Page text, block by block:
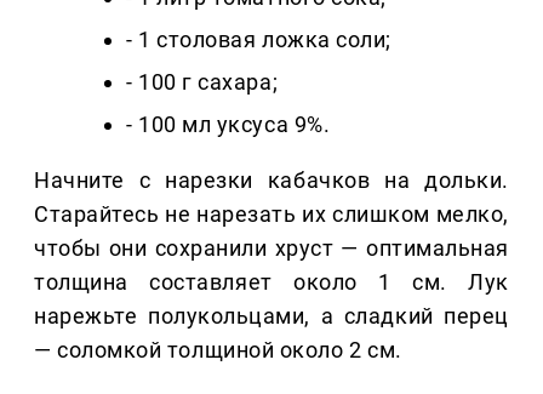
- 1 столовая ложка соли;
- 100 г сахара;
- 100 мл уксуса 9%.
Начните с нарезки кабачков на дольки.
Старайтесь не нарезать их слишком мелко,
чтобы они сохранили хруст — оптимальная
толщина составляет около 1 см. Лук
нарежьте полукольцами, а сладкий перец
— соломкой толщиной около 2 см.